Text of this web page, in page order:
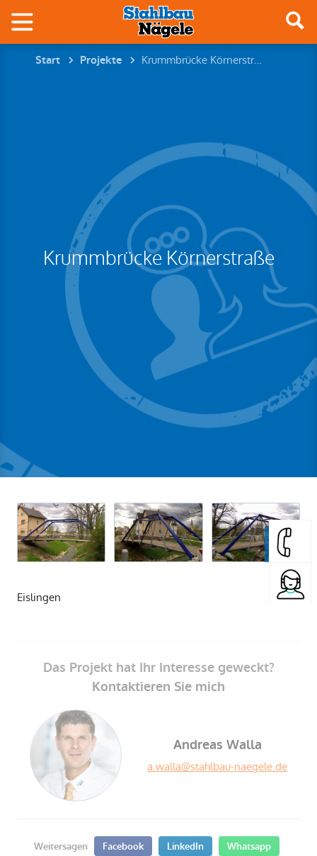
Start Projekte Krummbrücke Körnerstraße
Krummbrücke Körnerstraße
Eislingen
Das Projekt hat Ihr Interesse geweckt?
Kontaktieren Sie mich
Andreas Walla
a.walla@stahlbau-naegele.de
Weitersagen Facebook LinkedIn
Whatsapp